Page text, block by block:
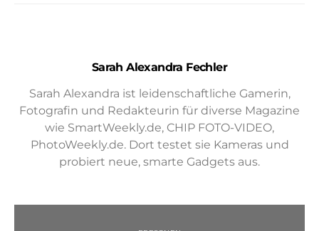
Sarah Alexandra Fechler
Sarah Alexandra ist leidenschaftliche Gamerin,
Fotografin und Redakteurin für diverse Magazine
wie SmartWeekly.de, CHIP FOTO-VIDEO,
PhotoWeekly.de. Dort testet sie Kameras und
probiert neue, smarte Gadgets aus.